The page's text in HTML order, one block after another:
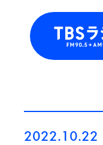
2022.10.22